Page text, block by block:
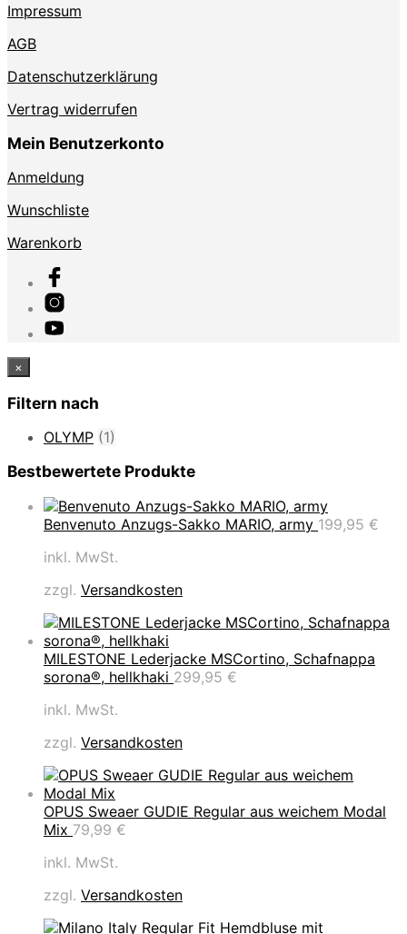
Impressum
AGB
Datenschutzerklärung
Vertrag widerrufen
Mein Benutzerkonto
Anmeldung
Wunschliste
Warenkorb
×
Filtern nach
OLYMP (1)
Bestbewertete Produkte
Benvenuto Anzugs-Sakko MARIO, army 199,95 €
inkl. MwSt.
zzgl. Versandkosten
MILESTONE Lederjacke MSCortino, Schafnappa
sorona®, hellkhaki 299,95 €
inkl. MwSt.
zzgl. Versandkosten
OPUS Sweaer GUDIE Regular aus weichem Modal
Mix 79,99 €
inkl. MwSt.
zzgl. Versandkosten